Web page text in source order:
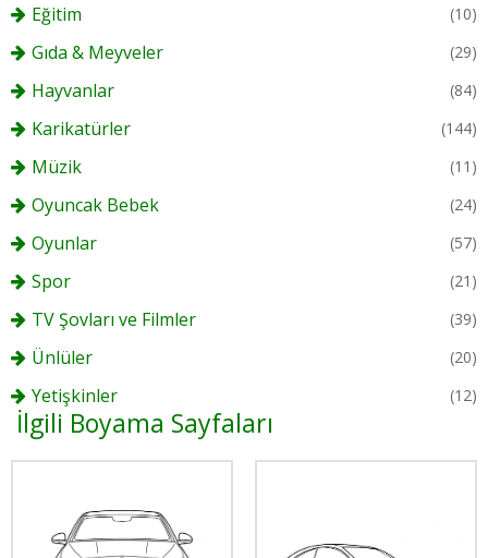
Eğitim (10)
Gıda & Meyveler (29)
Hayvanlar (84)
Karikatürler (144)
Müzik (11)
Oyuncak Bebek (24)
Oyunlar (57)
Spor (21)
TV Şovları ve Filmler (39)
Ünlüler (20)
Yetişkinler (12)
İlgili Boyama Sayfaları